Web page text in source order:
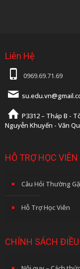
Liên Hệ
0969.69.71.69
P3312 – Tháp B -
Nguyễn Khuyến - Văn
HỖ TRỢ HỌC VIÊN
Câu Hỏi Thường
Hỗ Trợ Học Viên
CHÍNH SÁCH